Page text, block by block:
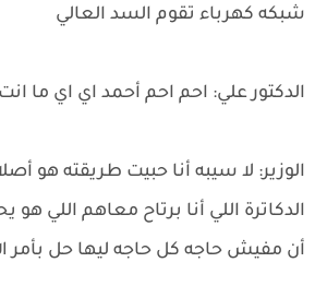
شبكه كهرباء تقوم السد العالي
الدكتور علي: احم احم أحمد اي اي ما
الوزير: لا سيبه أنا حبيت طريقته هو
الدكاترة اللي أنا برتاح معاهم اللي
أن مفيش حاجه كل حاجه ليها حل بأمر